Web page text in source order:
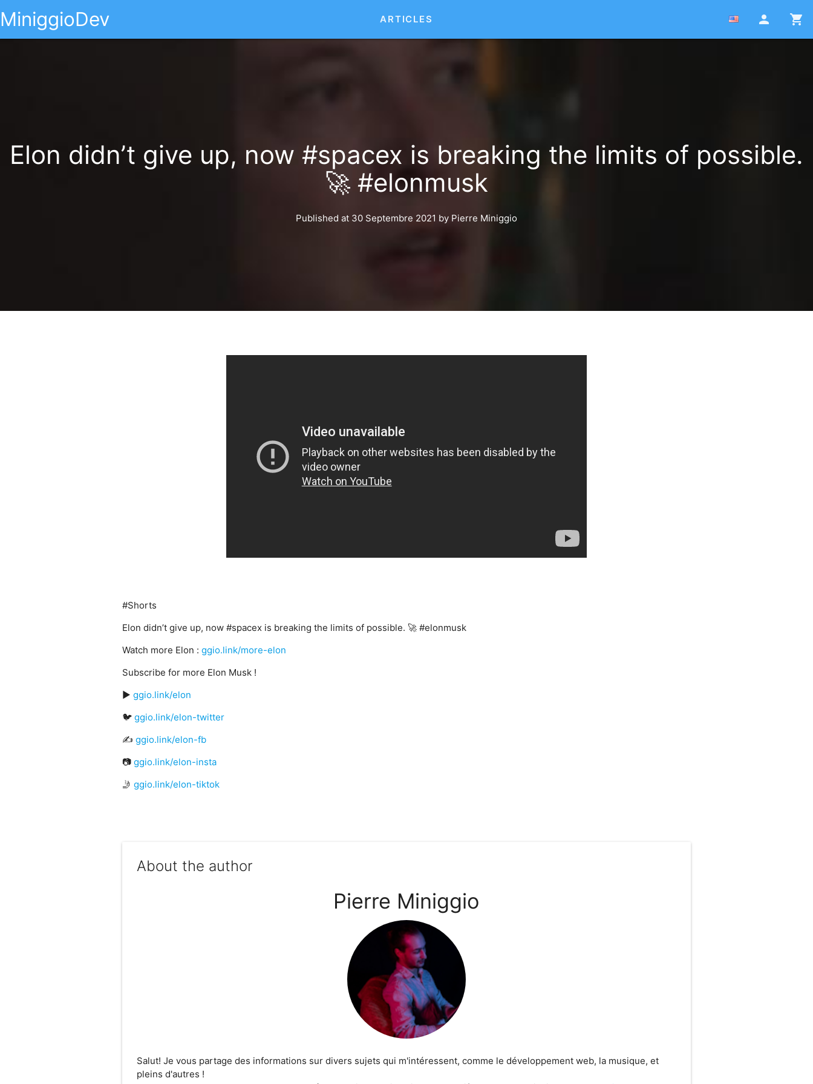
MiniggioDev ARTICLES person shopping_cart
Elon didn’t give up, now #spacex is breaking the limits of possible.
🚀 #elonmusk
Published at 30 Septembre 2021 by Pierre Miniggio
#Shorts
Elon didn’t give up, now #spacex is breaking the limits of possible. 🚀 #elonmusk
Watch more Elon : ggio.link/more-elon
Subscribe for more Elon Musk !
▶️ ggio.link/elon
🐦 ggio.link/elon-twitter
✍ ggio.link/elon-fb
📷 ggio.link/elon-insta
🤳 ggio.link/elon-tiktok
About the author
Pierre Miniggio
Salut! Je vous partage des informations sur divers sujets qui m'intéressent, comme le développement web, la musique, et
pleins d'autres !